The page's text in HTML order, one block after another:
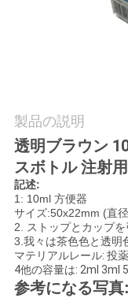
連
絡
し
な
さ
い
製品の説明
透明ブラウン
スボトル 注射
記述:
1: 10ml 方便器
サイズ:50x22mm (直
2. ストップとカップ
3.我々は茶色色と透明
マテリアルレール: 投
4他の容量は: 2ml 3ml
参考になる写真: